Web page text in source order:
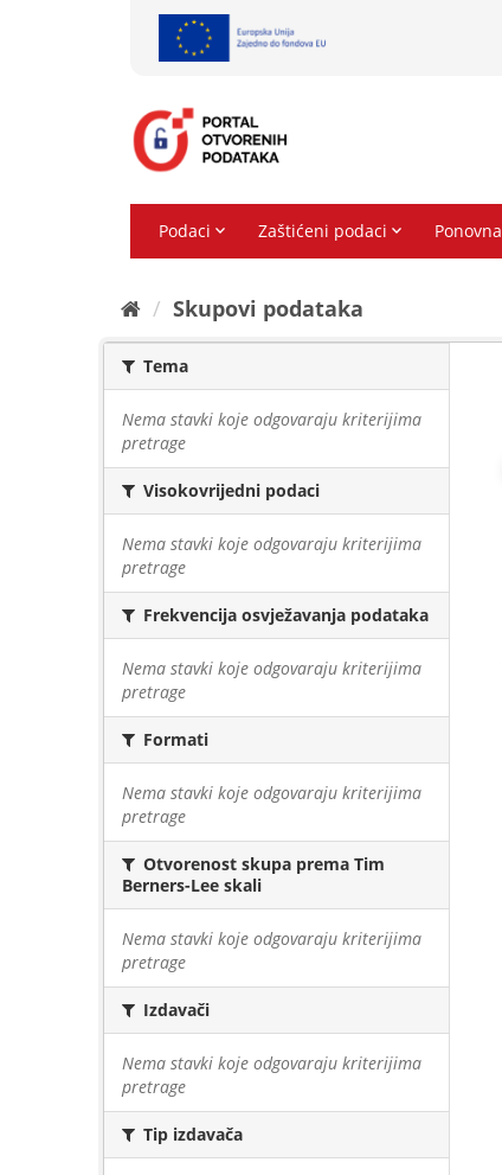
Skupovi podаtаkа
Tema
Nema stavki koje odgovaraju kriterijima
pretrage
Visokovrijedni podaci
Nema stavki koje odgovaraju kriterijima
pretrage
Frekvencija osvježavanja podataka
Nema stavki koje odgovaraju kriterijima
pretrage
Formati
Nema stavki koje odgovaraju kriterijima
pretrage
Otvorenost skupa prema Tim
Berners-Lee skali
Nema stavki koje odgovaraju kriterijima
pretrage
Izdavači
Nema stavki koje odgovaraju kriterijima
pretrage
Tip izdavača